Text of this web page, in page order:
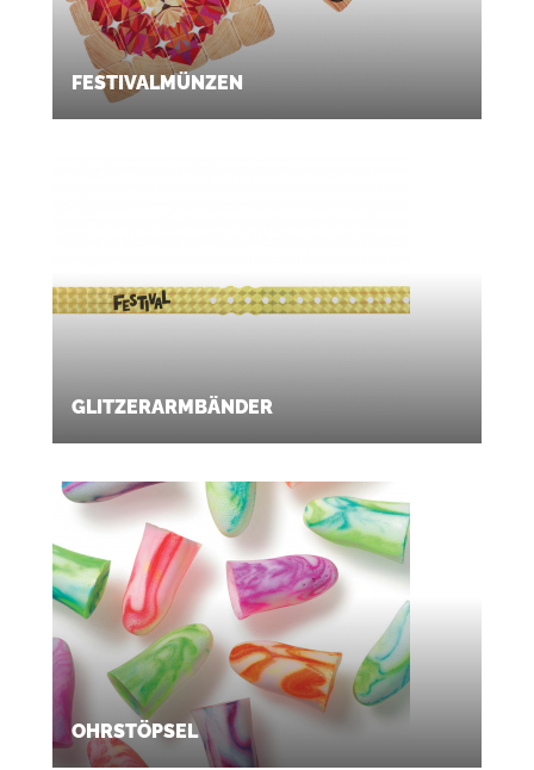
FESTIVALMÜNZEN
GLITZERARMBÄNDER
OHRSTÖPSEL